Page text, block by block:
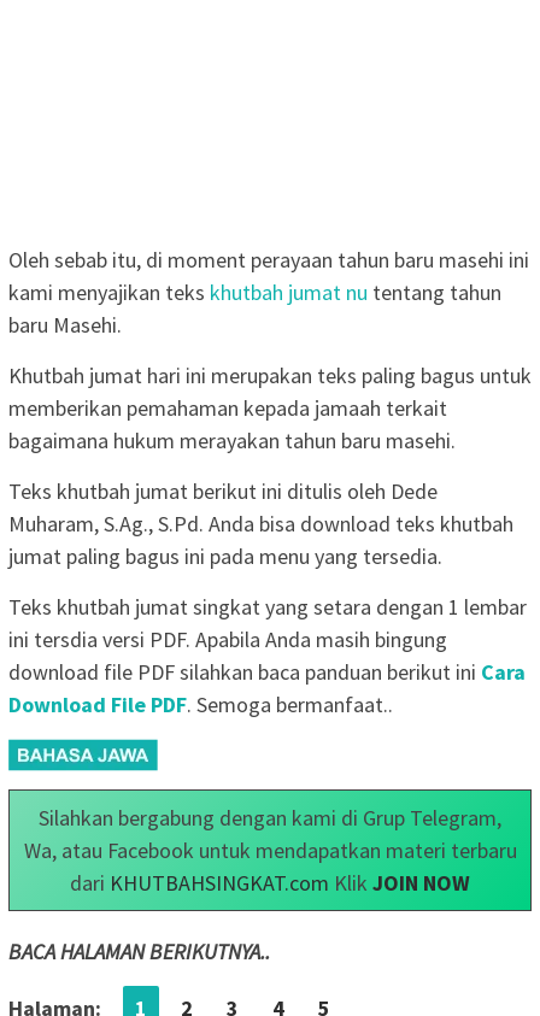
Oleh sebab itu, di moment perayaan tahun baru masehi ini
kami menyajikan teks khutbah jumat nu tentang tahun
baru Masehi.
Khutbah jumat hari ini merupakan teks paling bagus untuk
memberikan pemahaman kepada jamaah terkait
bagaimana hukum merayakan tahun baru masehi.
Teks khutbah jumat berikut ini ditulis oleh Dede
Muharam, S.Ag., S.Pd. Anda bisa download teks khutbah
jumat paling bagus ini pada menu yang tersedia.
Teks khutbah jumat singkat yang setara dengan 1 lembar
ini tersdia versi PDF. Apabila Anda masih bingung
download file PDF silahkan baca panduan berikut ini Cara
Download File PDF. Semoga bermanfaat..
Silahkan bergabung dengan kami di Grup Telegram,
Wa, atau Facebook untuk mendapatkan materi terbaru
dari KHUTBAHSINGKAT.com Klik JOIN NOW
BACA HALAMAN BERIKUTNYA..
Halaman: 1 2 3 4 5